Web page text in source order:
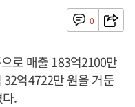
0
로 매출 183억2100만
억4722만 원을 거둔
.